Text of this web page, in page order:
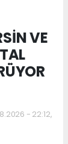
VE
- 22:12,